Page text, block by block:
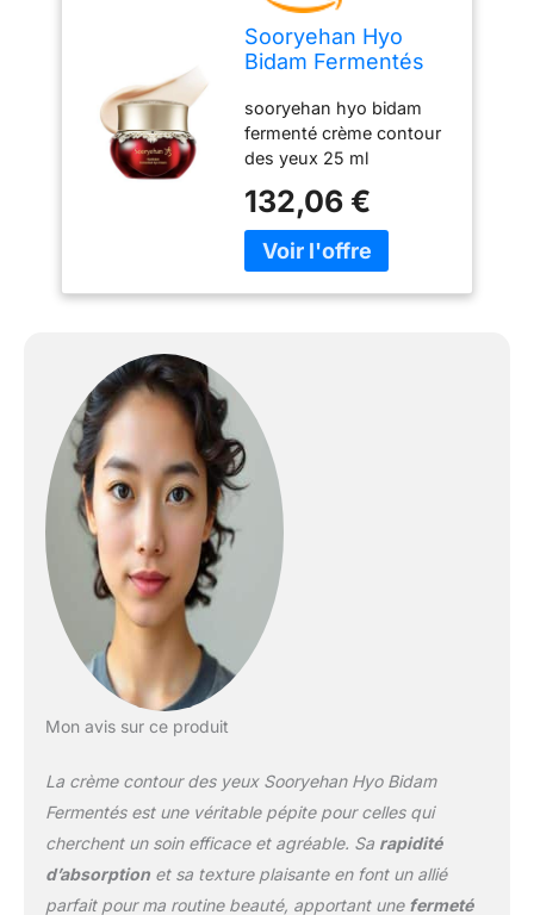
Sooryehan Hyo
Bidam Fermentés
yeux 25 ml
sooryehan hyo bidam
fermenté crème contour
des yeux 25 ml
de peau : tous Crème
contour des yeux
hydratant pour améliorer
plantes riches en
nutriments et argent en
forme de champignon
contenues dans une
crème contour des yeux
plantes pour une texture
lisse.
132,06 €
Mon avis sur ce produit
La crème contour des yeux Sooryehan Hyo Bidam
Fermentés est une véritable pépite pour celles qui
cherchent un soin efficace et agréable. Sa rapidité
d’absorptionet sa texture plaisante en font un allié
parfait pour ma routine beauté, apportant une fermeté